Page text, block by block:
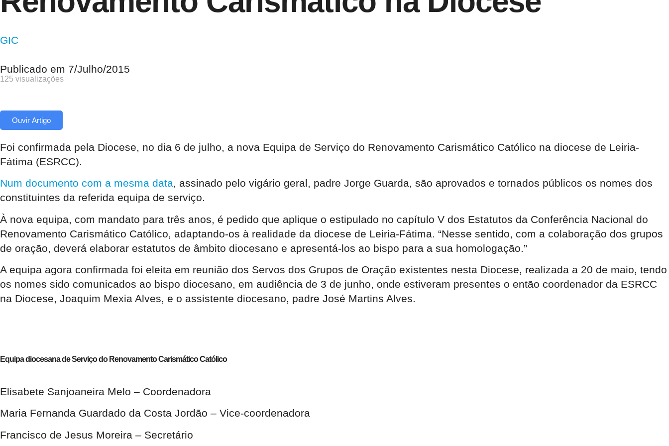
GIC
Publicado em 7/Julho/2015
125 visualizações
Ouvir Artigo
Foi confirmada pela Diocese, no dia 6 de julho, a nova Equipa de Serviço do Renovamento Carismático Católico na diocese de Leiria-
Fátima (ESRCC).
Num documento com a mesma data, assinado pelo vigário geral, padre Jorge Guarda, são aprovados e tornados públicos os nomes dos
constituintes da referida equipa de serviço.
À nova equipa, com mandato para três anos, é pedido que aplique o estipulado no capítulo V dos Estatutos da Conferência Nacional do
Renovamento Carismático Católico, adaptando-os à realidade da diocese de Leiria-Fátima. “Nesse sentido, com a colaboração dos grupos
de oração, deverá elaborar estatutos de âmbito diocesano e apresentá-los ao bispo para a sua homologação.”
A equipa agora confirmada foi eleita em reunião dos Servos dos Grupos de Oração existentes nesta Diocese, realizada a 20 de maio, tendo
os nomes sido comunicados ao bispo diocesano, em audiência de 3 de junho, onde estiveram presentes o então coordenador da ESRCC
na Diocese, Joaquim Mexia Alves, e o assistente diocesano, padre José Martins Alves.
Equipa diocesana de Serviço do Renovamento Carismático Católico
Elisabete Sanjoaneira Melo – Coordenadora
Maria Fernanda Guardado da Costa Jordão – Vice-coordenadora
Francisco de Jesus Moreira – Secretário